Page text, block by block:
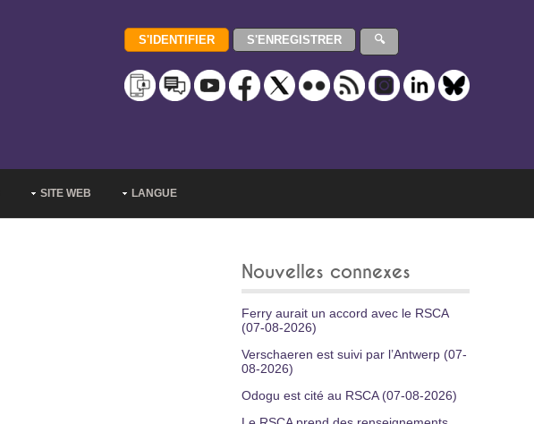
SITE WEB LANGUE
Nouvelles connexes
Ferry aurait un accord avec le RSCA
(07-08-2026)
Verschaeren est suivi par l’Antwerp (07-
08-2026)
Odogu est cité au RSCA (07-08-2026)